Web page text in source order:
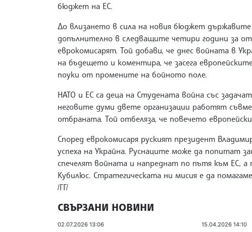
бюджет на ЕС.
До влизането в сила на новия бюджет
допълнително в следващите четири години за
еврокомисарят. Той добави, че днес войната в
на бъдещето и коментира, че засега
поуки от промените на бойното поле.
НАТО и ЕС са деца на Студената война със
неговите думи двете организации работят
отбраната. Той отбеляза, че повечето
Според еврокомисаря руският президент
успеха на Украйна. Руснаците може да попитат
спечелят войната и напреднат по пътя към ЕС, а
Кубилюс. Стратегическата ни мисия е да
/ГГ/
СВЪРЗАНИ НОВИНИ
02.07.2026 13:06 15.04.2026 14:10